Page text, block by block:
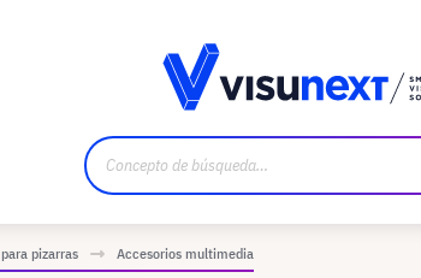
pizarras Accesorios multimedia